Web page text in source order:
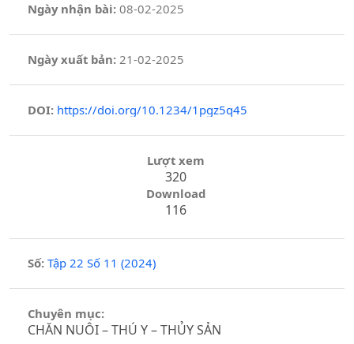
Ngày nhận bài: 08-02-2025
Ngày xuất bản: 21-02-2025
DOI: https://doi.org/10.1234/1pgz5q45
Lượt xem
320
Download
116
Số: Tập 22 Số 11 (2024)
Chuyên mục:
CHĂN NUÔI – THÚ Y – THỦY SẢN